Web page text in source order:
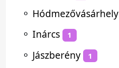
⚬ Hódmezővásárhely
⚬ Inárcs 1
⚬ Jászberény 1